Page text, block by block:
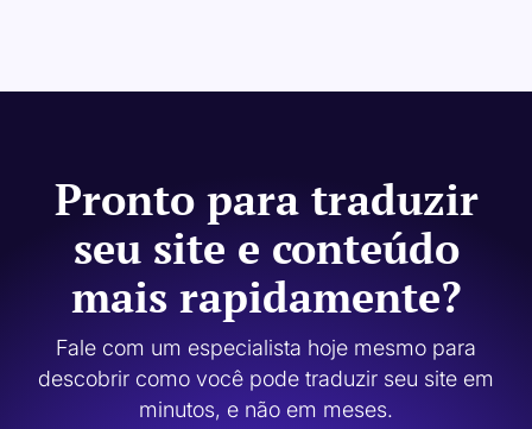
Pronto para traduzir
seu site e conteúdo
mais rapidamente?
Fale com um especialista hoje mesmo para
descobrir como você pode traduzir seu site em
minutos, e não em meses.